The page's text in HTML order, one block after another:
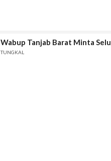
Wabup Tanjab Barat Minta
TUNGKAL